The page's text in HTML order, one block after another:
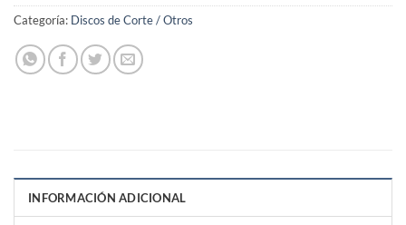
Categoría: Discos de Corte / Otros
INFORMACIÓN ADICIONAL